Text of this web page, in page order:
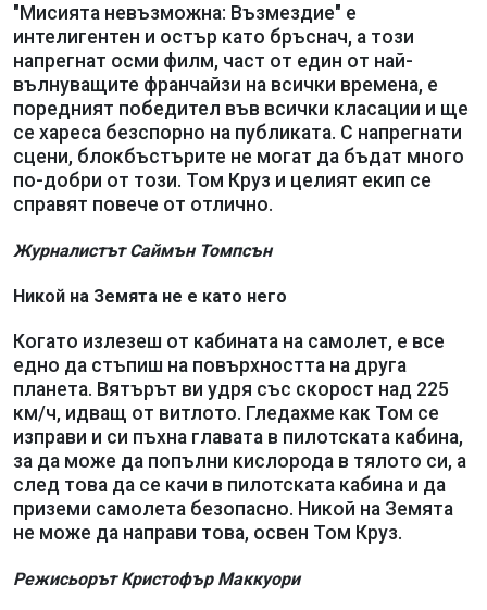
"Мисията невъзможна: Възмездие" е
интелигентен и остър като бръснач, а този
напрегнат осми филм, част от един от най-
вълнуващите франчайзи на всички времена, е
поредният победител във всички класации и ще
се хареса безспорно на публиката. С напрегнати
сцени, блокбъстърите не могат да бъдат много
по-добри от този. Том Круз и целият екип се
справят повече от отлично.
Журналистът Саймън Томпсън
Никой на Земята не е като него
Когато излезеш от кабината на самолет, е все
едно да стъпиш на повърхността на друга
планета. Вятърът ви удря със скорост над 225
км/ч, идващ от витлото. Гледахме как Том се
изправи и си пъхна главата в пилотската кабина,
за да може да попълни кислорода в тялото си, а
след това да се качи в пилотската кабина и да
приземи самолета безопасно. Никой на Земята
не може да направи това, освен Том Круз.
Режисьорът Кристофър Маккуори